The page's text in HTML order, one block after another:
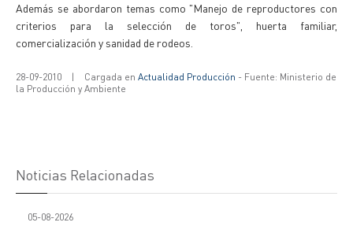
Además se abordaron temas como "Manejo de reproductores con
criterios para la selección de toros", huerta familiar,
comercialización y sanidad de rodeos.
28-09-2010 | Cargada en Actualidad Producción - Fuente: Ministerio de
la Producción y Ambiente
Noticias Relacionadas
05-08-2026